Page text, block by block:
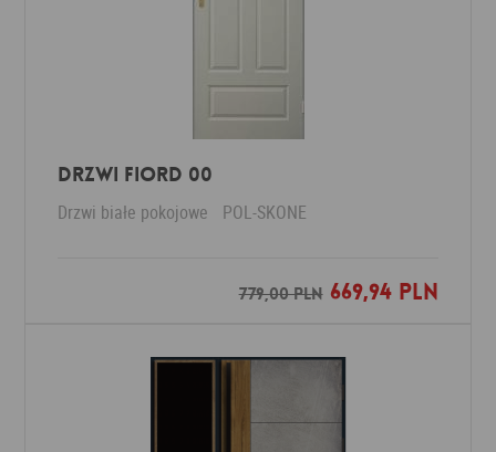
Drzwi Fiord 00
Drzwi białe pokojowe POL-SKONE
779,00 PLN669,94 PLN
Dodaj do ulubionych